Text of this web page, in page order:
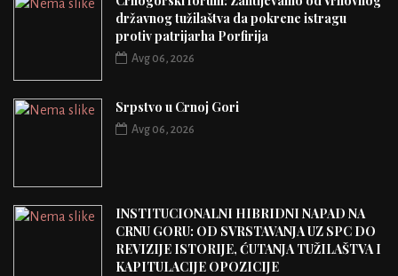
državnog tužilaštva da pokrene istragu
protiv patrijarha Porfirija
Avg 06, 2026
Srpstvo u Crnoj Gori
Avg 06, 2026
INSTITUCIONALNI HIBRIDNI NAPAD NA
CRNU GORU: OD SVRSTAVANJA UZ SPC DO
REVIZIJE ISTORIJE, ĆUTANJA TUŽILAŠTVA I
KAPITULACIJE OPOZICIJE